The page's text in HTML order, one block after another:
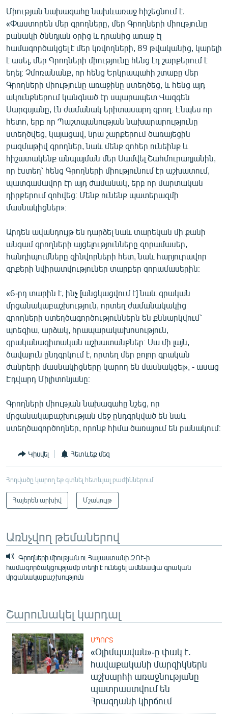
ՀԵՏԵՎԵՔ ՄԵԶ
«Ազատության» բոլոր կայքերը
Միության նախագահը նախևառաջ հիշեցնում է.
«Փաստորեն մեր գրողները, մեր Գրողների միությունը
բանակի ծննդյան օրից և դրանից առաջ էլ
համագործակցել է մեր կռվողների, 89 թվականից, կարելի
է ասել, մեր Գրողների միությունը հենց էդ շարքերում է
եղել։ Չմոռանանք, որ հենց Երկրապահի շտաբը մեր
Գրողների միությունը առաջինը ստեղծեց, և հենց այդ
ակունքներում կանգնած էր սպարապետ Վազգեն
Սարգսյանը, էն ժամանակ երիտասարդ գրող։ Էնպես որ
հետո, երբ որ Պաշտպանության նախարարությունը
ստեղծվեց, կայացավ, նրա շարքերում ծառայեցին
բազմաթիվ գրողներ, նաև մենք զոհեր ունեինք և
հիշատակենք անպայման մեր Սամվել Շահմուրադյանին,
որ էստեղ՝ հենց Գրողների միությունում էր աշխատում,
պատգամավոր էր այդ ժամանակ, երբ որ մարտական
դիրքերում զոհվեց։ Մենք ունենք պատերազմի
մասնակիցներ»։
Արդեն ավանդույթ են դարձել նաև տարեկան մի քանի
անգամ գրողների այցելությունները զորամասեր,
հանդիպումները զինվորների հետ, նաև հարյուրավոր
գրքերի նվիրատվություներ տարբեր զորամասերին։
«6-րդ տարին է, ինչ [անցկացվում է] նաև գրական
մրցանակաբաշխություն, որտեղ ժամանակակից
գրողների ստեղծագործություններն են քննարկվում՝
պոեզիա, արձակ, հրապարակախոսություն,
գրականագիտական աշխատանքներ։ Սա մի լայն,
ծավալուն ընդգրկում է, որտեղ մեր բոլոր գրական
ժանրերի մասնակիցները կարող են մասնակցել», - ասաց
Էդվարդ Միլիտոնյանը։
Գրողների միության նախագահը նշեց, որ
մրցանակաբաշխության մեջ ընդգրկված են նաև
ստեղծագործողներ, որոնք հիմա ծառայում են բանակում։
Կիսվել Հետևեք մեզ
Հոդվածը կարող եք գտնել հետևյալ բաժիններում
Հայերեն արխիվ Մշակույթ
Առնչվող թեմաներով
Գրողների միության ու Հայաստանի ԶՈՒ-ի
համագործակցությամբ տեղի է ունեցել ամենամյա գրական
մրցանակաբաշխություն
Շարունակել կարդալ
ՍՊՈՐՏ
«Օլիմպավան»-ը փակ է.
հավաքականի մարզիկներն
աշխարհի առաջնությանը
պատրաստվում են
Հրազդանի կիրճում